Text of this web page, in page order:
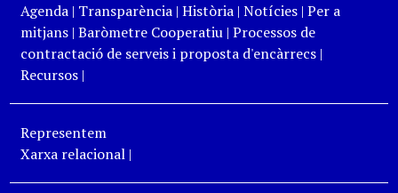
Agenda | Transparència| Història| Notícies | Per a
mitjans| Baròmetre Cooperatiu| Processos de
contractació de serveis i proposta d'encàrrecs|
Recursos|
Representem
Xarxa relacional|